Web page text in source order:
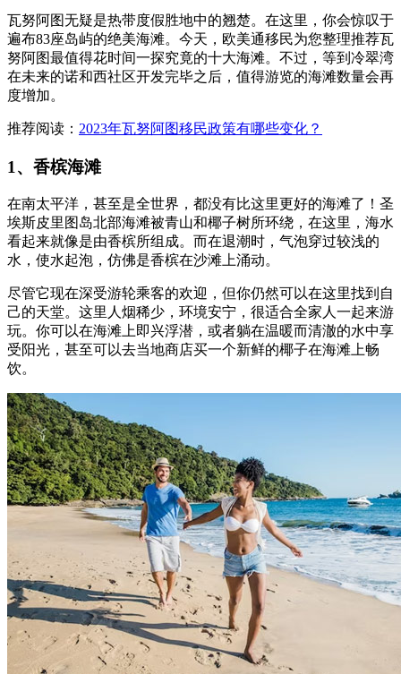
瓦努阿图无疑是热带度假胜地中的翘楚。在这里，你会惊叹于
遍布83座岛屿的绝美海滩。今天，欧美通移民为您整理推荐瓦
努阿图最值得花时间一探究竟的十大海滩。不过，等到冷翠湾
在未来的诺和西社区开发完毕之后，值得游览的海滩数量会再
度增加。
推荐阅读： 2023年瓦努阿图移民政策有哪些变化？
1、香槟海滩
在南太平洋，甚至是全世界，都没有比这里更好的海滩了！圣
埃斯皮里图岛北部海滩被青山和椰子树所环绕，在这里，海水
看起来就像是由香槟所组成。而在退潮时，气泡穿过较浅的
水，使水起泡，仿佛是香槟在沙滩上涌动。
尽管它现在深受游轮乘客的欢迎，但你仍然可以在这里找到自
己的天堂。这里人烟稀少，环境安宁，很适合全家人一起来游
玩。你可以在海滩上即兴浮潜，或者躺在温暖而清澈的水中享
受阳光，甚至可以去当地商店买一个新鲜的椰子在海滩上畅
饮。